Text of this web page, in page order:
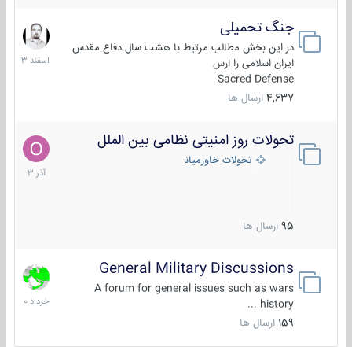
جنگ تحمیلی
در این بخش مطالب مرتبط با هشت سال دفاع مقدس
ایران اسلامی را ارس
Sacred Defense
4,637 ارسال ها
20
اسفند
1403
تحولات روز امنیتی نظامی بین الملل
تحولات خاورمیانه
95 ارسال ها
21
آذر
1403
General Military Discussions
A forum for general issues such as wars
history ...
159 ارسال ها
10
خرداد
1400